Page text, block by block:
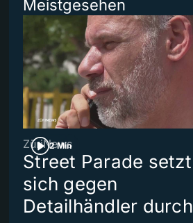
Meistgesehen
2 Min
ZüriNews
Street Parade setzt
sich gegen
Detailhändler durch